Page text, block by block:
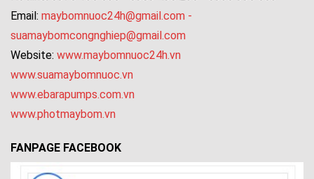
Email: maybomnuoc24h@gmail.com -
suamaybomcongnghiep@gmail.com
Website: www.maybomnuoc24h.vn
www.suamaybomnuoc.vn
www.ebarapumps.com.vn
www.photmaybom.vn
FANPAGE FACEBOOK